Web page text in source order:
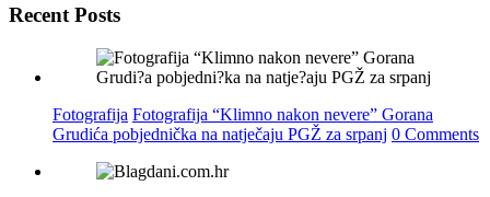
Recent Posts
Fotografija Fotografija “Klimno nakon nevere” Gorana
Grudića pobjednička na natječaju PGŽ za srpanj 0 Comments